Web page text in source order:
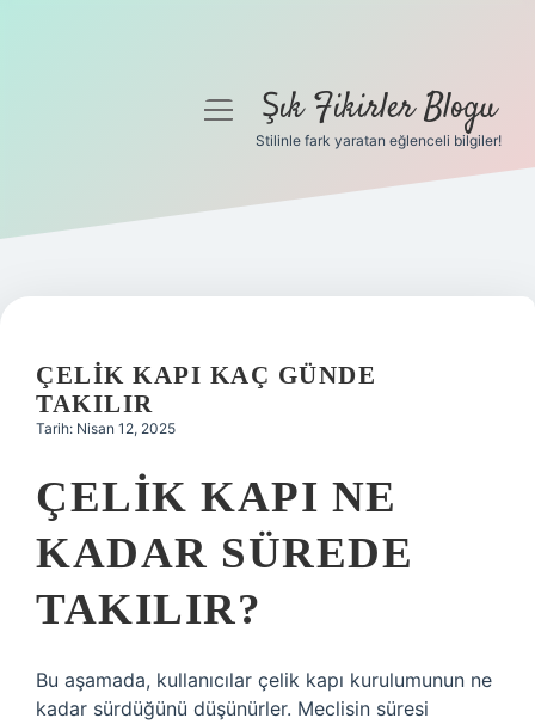
Gizlilik Politikası
Yasal Uyarı
menüyüŞık Fikirler Blogu
Stilinle fark yaratan eğlenceli bilgiler!
ÇELIK KAPI KAÇ GÜNDE
TAKILIR
Tarih: Nisan 12, 2025
ÇELIK KAPI NE
KADAR SÜREDE
TAKILIR?
Bu aşamada, kullanıcılar çelik kapı kurulumunun ne
kadar sürdüğünü düşünürler. Meclisin süresi